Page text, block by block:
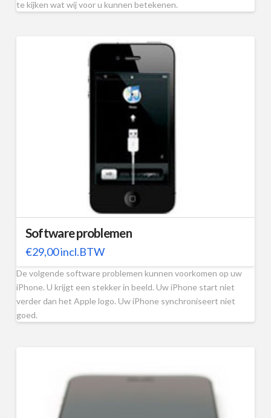
te kijken wat wij voor u kunnen betekenen.
Software problemen
€29,00incl.BTW
De volgende software problemen kunnen voorkomen op uw
iPhone. U krijgt een stekker in beeld. Uw iPhone start niet
verder dan het Apple logo. Uw iPhone synchroniseert niet
goed.